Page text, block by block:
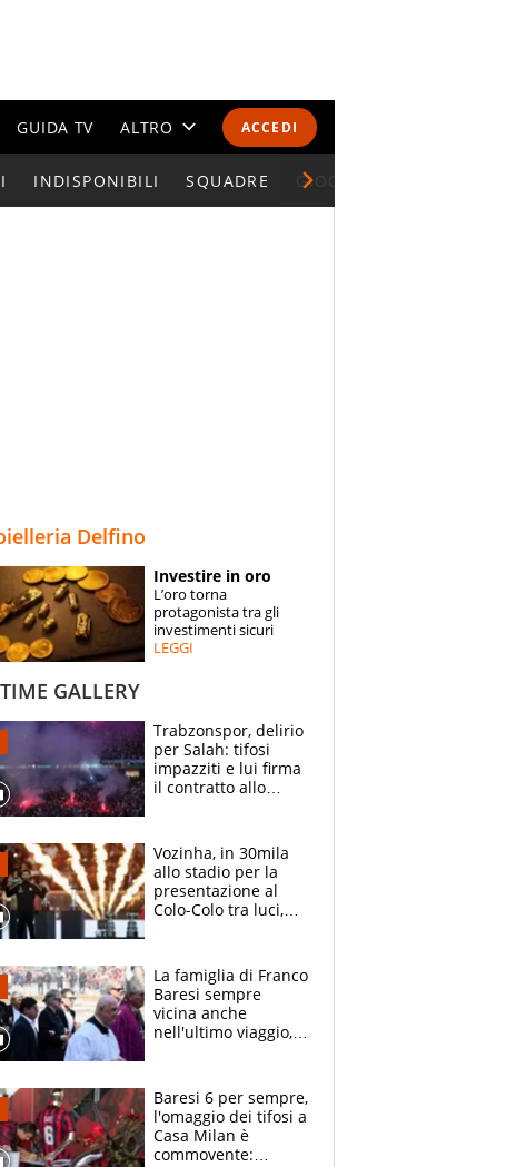
ACCEDI
GUIDA TV ALTRO
CALENDARI E CLASSIFICHE
ESPERTI
CONTATTI
INDISPONIBILI SQUADRE GIOCATORI SERIE A
Delfino
Investire in oro
L’oro torna
protagonista tra gli
investimenti sicuri
LEGGI
GALLERY
Trabzonspor, delirio
per Salah: tifosi
impazziti e lui firma
il contratto allo
Vozinha, in 30mila
allo stadio per la
presentazione al
Colo-Colo tra luci,
La famiglia di Franco
Baresi sempre
vicina anche
nell'ultimo viaggio,
circondati
dall'affetto dei tifosi
Baresi 6 per sempre,
l'omaggio dei tifosi a
Casa Milan è
commovente: